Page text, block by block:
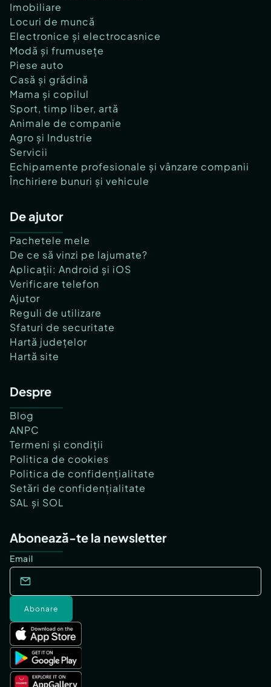
Imobiliare
Locuri de muncă
Electronice și electrocasnice
Modă și frumusețe
Piese auto
Casă și grădină
Mama și copilul
Sport, timp liber, artă
Animale de companie
Agro și Industrie
Servicii
Echipamente profesionale și vânzare companii
Închiriere bunuri și vehicule
De ajutor
Pachetele mele
De ce să vinzi pe lajumate?
Aplicații: Android și iOS
Verificare telefon
Ajutor
Reguli de utilizare
Sfaturi de securitate
Hartă județelor
Hartă site
Despre
Blog
ANPC
Termeni și condiții
Politica de cookies
Politica de confidențialitate
Setări de confidențialitate
SAL și SOL
Abonează-te la newsletter
Email
Abonare